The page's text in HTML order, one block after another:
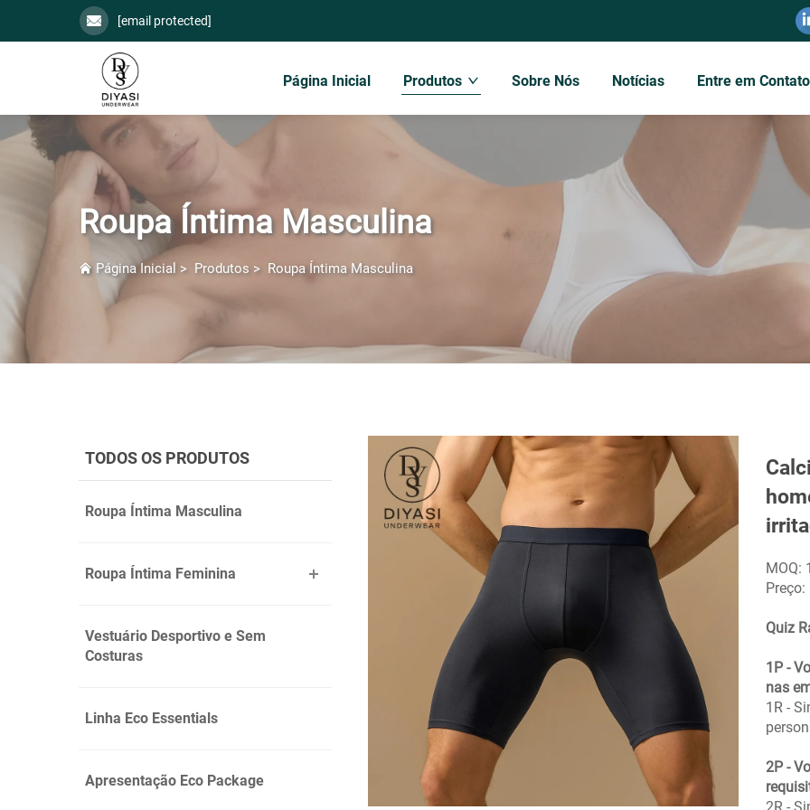
[email protected]
Página Inicial Produtos Sobre Nós Notícias Entre em Contato
Roupa Íntima Masculina
Página Inicial > Produtos > Roupa Íntima Masculina
TODOS OS PRODUTOS
Roupa Íntima Masculina
Roupa Íntima Feminina
Vestuário Desportivo e Sem
Costuras
Linha Eco Essentials
Apresentação Eco Package
MOQ:
Quiz
1P -
nas
1R -
2P -